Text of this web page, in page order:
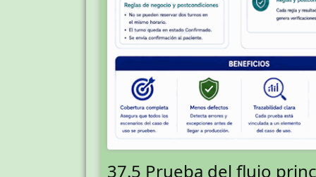
37.5 Prueba del flujo